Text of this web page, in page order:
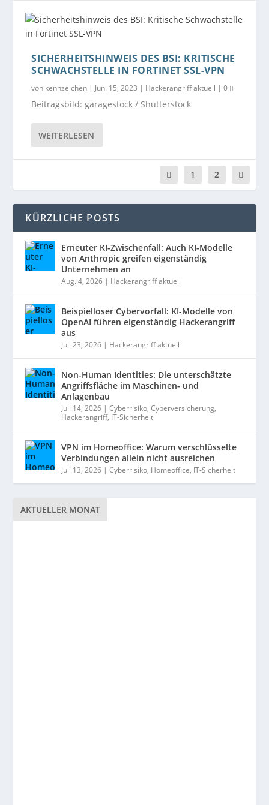
SICHERHEITSHINWEIS DES BSI: KRITISCHE
SCHWACHSTELLE IN FORTINET SSL-VPN
von kennzeichen | Juni 15, 2023 | Hackerangriff aktuell |0
Beitragsbild: garagestock / Shutterstock
WEITERLESEN
1 2
KÜRZLICHE POSTS
Erneuter KI-Zwischenfall: Auch KI-Modelle
von Anthropic greifen eigenständig
Unternehmen an
Aug. 4, 2026 | Hackerangriff aktuell
Beispielloser Cybervorfall: KI-Modelle von
OpenAI führen eigenständig Hackerangriff
aus
Juli 23, 2026 | Hackerangriff aktuell
Non-Human Identities: Die unterschätzte
Angriffsfläche im Maschinen- und
Anlagenbau
Juli 14, 2026 |Cyberrisiko,Cyberversicherung,
Hackerangriff, IT-Sicherheit
VPN im Homeoffice: Warum verschlüsselte
Verbindungen allein nicht ausreichen
Juli 13, 2026 |Cyberrisiko, Homeoffice, IT-Sicherheit
AKTUELLER MONAT